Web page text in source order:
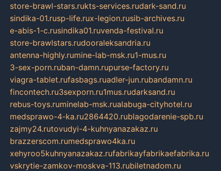
store-brawl-stars.rukts-services.rudark-sand.ru
sindika-01.rusp-life.rux-legion.rusib-archives.ru
e-abis-1-c.rusindika01.ruvenda-festival.ru
store-brawlstars.rudooraleksandria.ru
antenna-highly.rumine-lab-msk.ru1-mus.ru
3-sex-porn.ruban-damn.rupurse-factory.ru
viagra-tablet.rufasbags.ruadler-jun.rubandamn.ru
fincontech.ru3sexporn.ru1mus.rudarksand.ru
rebus-toys.ruminelab-msk.rualabuga-cityhotel.ru
medsprawo-4-ka.ru2864420.rublagodarenie-spb.ru
zajmy24.rutovudyi-4-kuhnyanazakaz.ru
brazzerscom.rumedsprawo4ka.ru
xehyroo5kuhnyanazakaz.rufabrikayfabrikaefabrika.ru
vskrytie-zamkov-moskva-113.rubiletnadom.ru